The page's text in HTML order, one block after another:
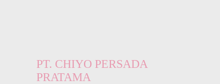
PT. CHIYO PERSADA
PRATAMA